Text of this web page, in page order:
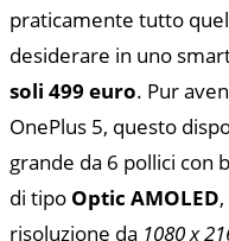
praticamente tutto
desiderare in uno
soli 499 euro. Pur
OnePlus 5, questo
grande da 6 pollici con
di tipo Optic AMOLED
risoluzione da 1080 x